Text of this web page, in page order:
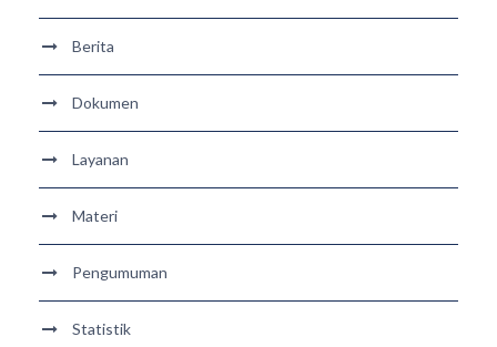
Berita
Dokumen
Layanan
Materi
Pengumuman
Statistik